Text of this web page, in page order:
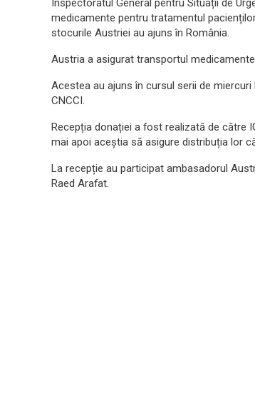
Inspectoratul General pentru Situații de
medicamente pentru tratamentul
stocurile Austriei au ajuns în România.
Austria a asigurat transportul
Acestea au ajuns în cursul serii de
CNCCI.
Recepția donației a fost realizată de către
mai apoi aceștia să asigure distribuția lor
La recepție au participat ambasadorul
Raed Arafat.